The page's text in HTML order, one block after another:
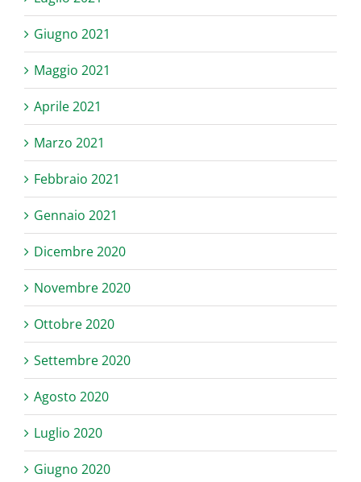
Giugno 2021
Maggio 2021
Aprile 2021
Marzo 2021
Febbraio 2021
Gennaio 2021
Dicembre 2020
Novembre 2020
Ottobre 2020
Settembre 2020
Agosto 2020
Luglio 2020
Giugno 2020